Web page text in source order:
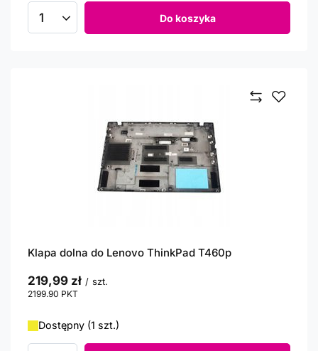
Ilość produktów Do koszyka
Klapa dolna do Lenovo ThinkPad T460p
219,99 zł / szt.
2199.90 PKT
Dostępny (1 szt.)